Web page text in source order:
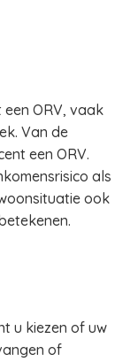
ORV, vaak
Van de
een ORV.
als
ook
u kiezen of uw
of